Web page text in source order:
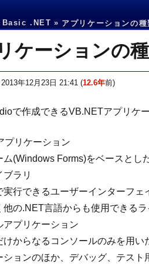
.NET アプリケーションの
ケーションの
2013年12月23日 21:41 (12.6年前)
で作成できるVB.NETアプリケ
プリケーション
ム(Windows Forms)をベースとし
ブラリ
実行できるユーザーインターフ
他の.NET言語からも使用できる
アプリケーション
けからなるコンソールのみを用
ションのほか、デバッグ、テスト